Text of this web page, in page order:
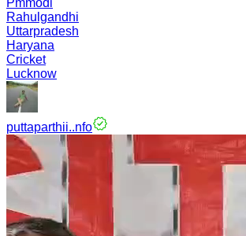
Pmmodi
Rahulgandhi
Uttarpradesh
Haryana
Cricket
Lucknow
puttaparthii..nfo